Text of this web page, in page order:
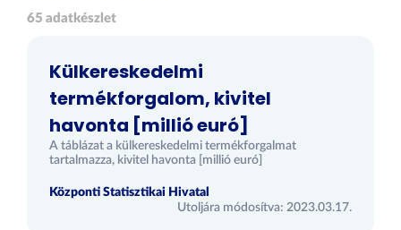
65 adatkészlet
Külkereskedelmi
termékforgalom, kivitel
havonta [millió euró]
A táblázat a külkereskedelmi termékforgalmat
tartalmazza, kivitel havonta [millió euró]
Központi Statisztikai Hivatal
Utoljára módosítva: 2023.03.17.